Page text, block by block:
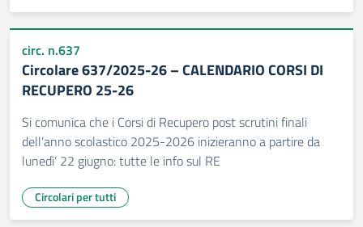
circ. n.637
Circolare 637/2025-26 – CALENDARIO CORSI DI
RECUPERO 25-26
Si comunica che i Corsi di Recupero post scrutini finali
dell’anno scolastico 2025-2026 inizieranno a partire da
lunedì’ 22 giugno: tutte le info sul RE
Circolari per tutti